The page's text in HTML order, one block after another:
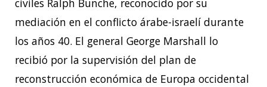
mediación en el conflicto árabe-israelí durante
los años 40. El general George Marshall lo
recibió por la supervisión del plan de
reconstrucción económica de Europa occidental